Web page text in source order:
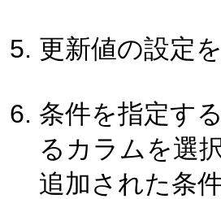
更新値の設定
条件を指定す
るカラムを選択
追加された条